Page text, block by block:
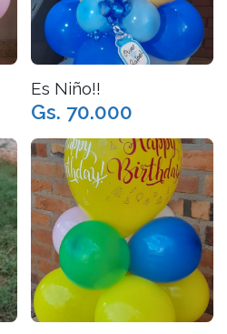
Es Niño!!
Gs. 70.000